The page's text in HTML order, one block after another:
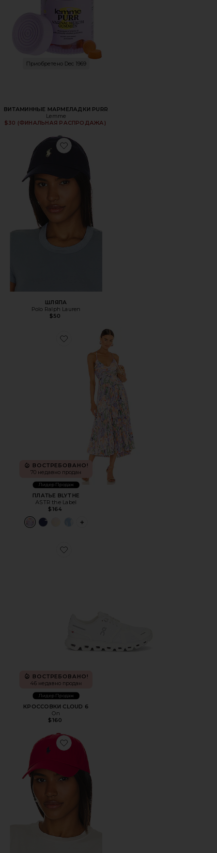
Приобретено Dec 1969
ВИТАМИННЫЕ МАРМЕЛАДКИ PURR
Lemme
$30 (ФИНАЛЬНАЯ РАСПРОДАЖА)
Favorite ШЛЯПА
ШЛЯПА
Polo Ralph Lauren
$50
Favorite ПЛАТЬЕ BLYTHE
ВОСТРЕБОВАНО!
70 недавно продан
Лидер Продаж
ПЛАТЬЕ BLYTHE
ASTR the Label
$164
PLUS ICON TO SEE MORE OPTIONS FOR
Favorite КРОССОВКИ CLOUD 6
ВОСТРЕБОВАНО!
46 недавно продан
Лидер Продаж
КРОССОВКИ CLOUD 6
On
$160
Favorite ШЛЯПА